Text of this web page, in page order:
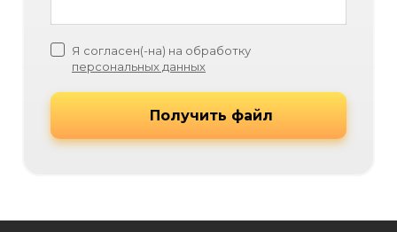
Получить файл
Я согласен(-на) на обработку
персональных данных